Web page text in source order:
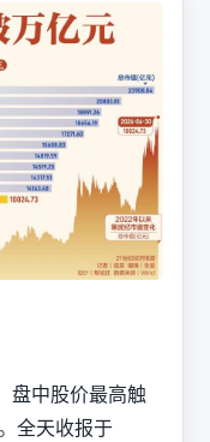
盘中股价最高触
全天收报于